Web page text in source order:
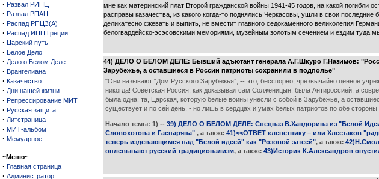
· Развал РИПЦ
· Развал РПАЦ
· Распад РПЦЗ(А)
· Распад ИПЦ Греции
· Царский путь
· Белое Дело
· Дело о Белом Деле
· Врангелиана
· Казачество
· Дни нашей жизни
· Репрессирование МИТ
· Русская защита
· Литстраница
· МИТ-альбом
· Мемуарное
~Меню~
· Главная страница
· Администратор
мне как материнский плат Второй гражданской войны 1941-45 годов, на какой погибли
расправы казачества, из какого когда-то поднялись Черкасовы, ушли в свои
деликатесно сжевать и выпить, не вместит главного седокаменного великолепия
белогвардейско-эсэсовскими мемориями, музейным золотым сечением и ездим туда
44) ДЕЛО О БЕЛОМ ДЕЛЕ: Бывший адъютант генерала А.Г.Шкуро Г.Назимов:
Зарубежье, а оставшиеся в России патриоты сохранили в подполье"
"Они называют “Дом Русского Зарубежья”, -- это, бесспорно, чрезвычайно ценное
никогда! Советская Россия, как доказывал сам Солженицын, была Антироссией, а
была одна: та, Царская, которую белые воины унесли с собой в Зарубежье, а
существует и по сей день, - но лишь в сердцах и умах белых патриотов по обе стороны
Начало темы: 1) -- 39) ДЕЛО О БЕЛОМ ДЕЛЕ: Спецназ В.Хандорина из "Белой
Словохотова и Гаспаряна" , а также 41)<<ОТВЕТ клеветнику – или Хлестаков
теперь издевающимся над "Белой идеей" как "Розовой затеей", а также
оплевывают русский традиционализм, а также 43)Историк К.Александров